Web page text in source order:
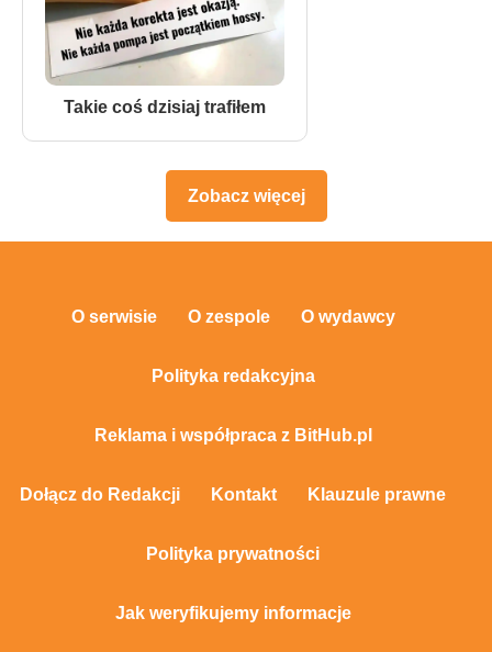
Takie coś dzisiaj trafiłem
Zobacz więcej
O serwisie O zespole O wydawcy
Polityka redakcyjna
Reklama i współpraca z BitHub.pl
Dołącz do Redakcji Kontakt Klauzule prawne
Polityka prywatności
Jak weryfikujemy informacje